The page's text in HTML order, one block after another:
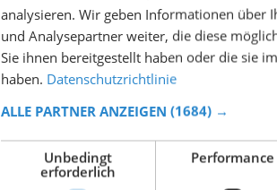
analysieren. Wir geben Informationen über
und Analysepartner weiter, die diese
Sie ihnen bereitgestellt haben oder die sie
haben. Datenschutzrichtlinie
ALLE PARTNER ANZEIGEN (1684) →
Unbedingt
erforderlich
Performance